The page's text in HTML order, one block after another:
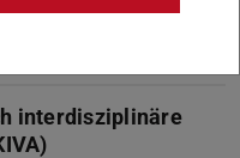
interdisziplinäre